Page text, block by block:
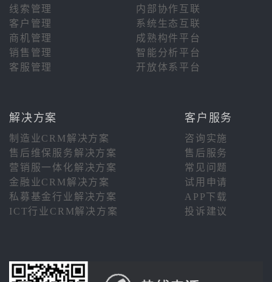
线索管理
内部协作互联
客户管理
系统生态互联
商机管理
成熟构件平台
销售管理
智能分析平台
客服管理
开放体系平台
解决方案 客户服务
制造业CRM解决方案
咨询实施
售后维保服务解决方案
售后服务
营销服一体化解决方案
常见问题
金融业CRM解决方案
试用申请
私募基金行业解决方案
APP下载
ICT行业CRM解决方案
投诉建议